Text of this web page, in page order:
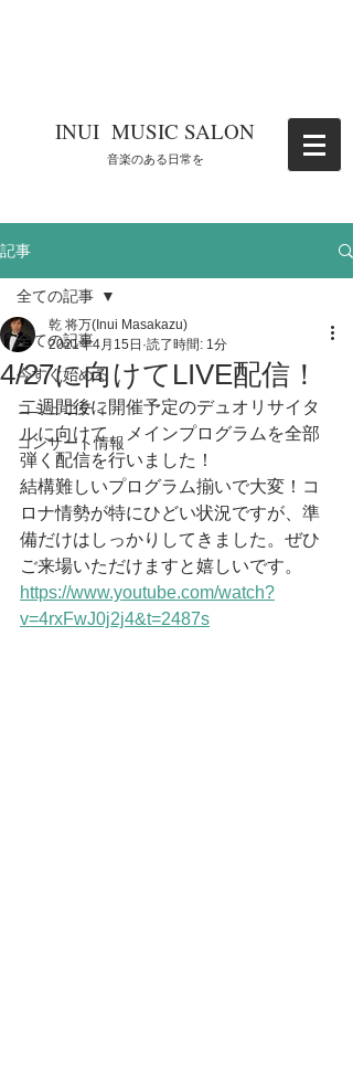
​INUI MUSIC SALON
​音楽のある日常を
記事
全ての記事
今すぐ始める
コミュニティ
コンサート情報
全ての記事
4/27に向けてLIVE配信！
乾 将万(Inui Masakazu)
2021年4月15日 読了時間: 1分
二週間後に開催予定のデュオリサイタ
ルに向けて、メインプログラムを全部
弾く配信を行いました！
結構難しいプログラム揃いで大変！コ
ロナ情勢が特にひどい状況ですが、準
備だけはしっかりしてきました。ぜひ
ご来場いただけますと嬉しいです。
https://www.youtube.com/watch?
v=4rxFwJ0j2j4&t=2487s